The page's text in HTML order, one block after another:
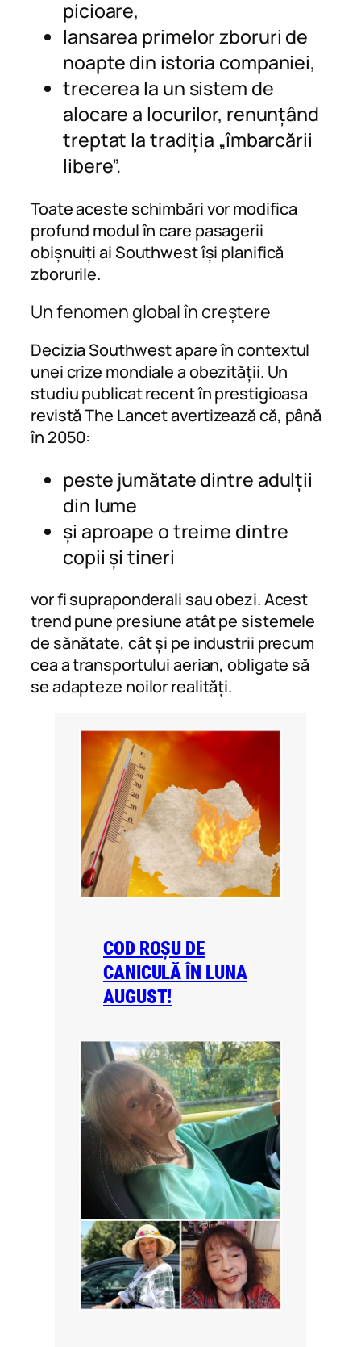
picioare,
lansarea primelor zboruri de
noapte din istoria companiei,
trecerea la un sistem de
alocare a locurilor, renunțând
treptat la tradiția „îmbarcării
libere”.
Toate aceste schimbări vor modifica
profund modul în care pasagerii
obișnuiți ai Southwest își planifică
zborurile.
Un fenomen global în creștere
Decizia Southwest apare în contextul
unei crize mondiale a obezității. Un
studiu publicat recent în prestigioasa
revistăThe Lancetavertizează că, până
în 2050:
peste jumătate dintre adulții
din lume
și aproape o treime dintre
copii și tineri
vor fi supraponderali sau obezi. Acest
trend pune presiune atât pe sistemele
de sănătate, cât și pe industrii precum
cea a transportului aerian, obligate să
se adapteze noilor realități.
COD ROȘU DE
CANICULĂ ÎN LUNA
AUGUST!